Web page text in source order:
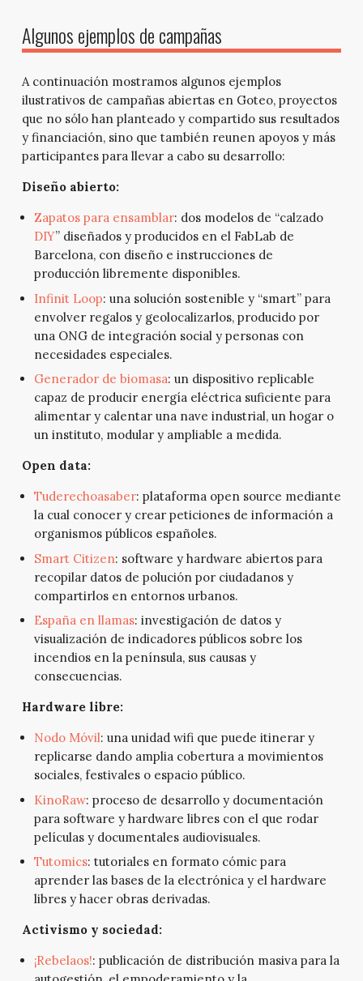
Algunos ejemplos de campañas
A continuación mostramos algunos ejemplos
ilustrativos de campañas abiertas en Goteo, proyectos
que no sólo han planteado y compartido sus resultados
y financiación, sino que también reunen apoyos y más
participantes para llevar a cabo su desarrollo:
Diseño abierto:
Zapatos para ensamblar: dos modelos de “calzado
DIY” diseñados y producidos en el FabLab de
Barcelona, con diseño e instrucciones de
producción libremente disponibles.
Infinit Loop: una solución sostenible y “smart” para
envolver regalos y geolocalizarlos, producido por
una ONG de integración social y personas con
necesidades especiales.
Generador de biomasa: un dispositivo replicable
capaz de producir energía eléctrica suficiente para
alimentar y calentar una nave industrial, un hogar o
un instituto, modular y ampliable a medida.
Open data:
Tuderechoasaber: plataforma open source mediante
la cual conocer y crear peticiones de información a
organismos públicos españoles.
Smart Citizen: software y hardware abiertos para
recopilar datos de polución por ciudadanos y
compartirlos en entornos urbanos.
España en llamas: investigación de datos y
visualización de indicadores públicos sobre los
incendios en la península, sus causas y
consecuencias.
Hardware libre:
Nodo Móvil: una unidad wifi que puede itinerar y
replicarse dando amplia cobertura a movimientos
sociales, festivales o espacio público.
KinoRaw: proceso de desarrollo y documentación
para software y hardware libres con el que rodar
películas y documentales audiovisuales.
Tutomics: tutoriales en formato cómic para
aprender las bases de la electrónica y el hardware
libres y hacer obras derivadas.
Activismo y sociedad:
¡Rebelaos!: publicación de distribución masiva para la